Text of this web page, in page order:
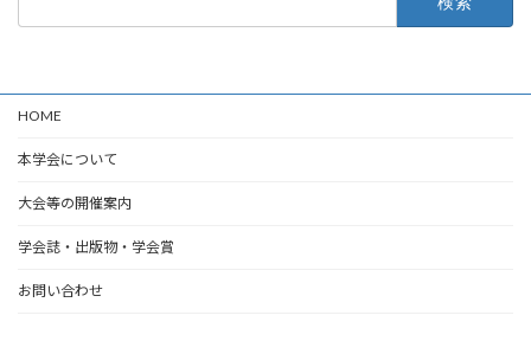
HOME
本学会について
大会等の開催案内
学会誌・出版物・学会賞
お問い合わせ